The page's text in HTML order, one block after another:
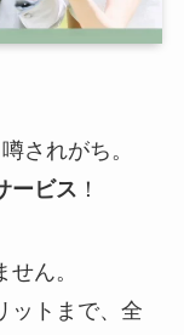
されがち。
ービス ！
ん。
ットまで、全